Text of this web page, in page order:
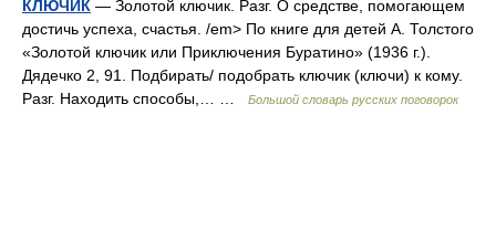
КЛЮЧИК — Золотой ключик. Разг. О средстве, помогающем
достичь успеха, счастья. /em> По книге для детей А. Толстого
«Золотой ключик или Приключения Буратино» (1936 г.).
Дядечко 2, 91. Подбирать/ подобрать ключик (ключи) к кому.
Разг. Находить способы,… …
Большой словарь русских поговорок